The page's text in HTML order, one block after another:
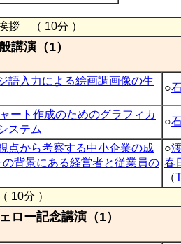
拶 （ 10分 ）
講演（1）
語入力による絵画調画像の生
○
ート作成のためのグラフィカ
ステム
○
点から考察する中小企業の成
の背景にある経営者と従業員の
○
春
（
10分 ）
ロー記念講演（1）